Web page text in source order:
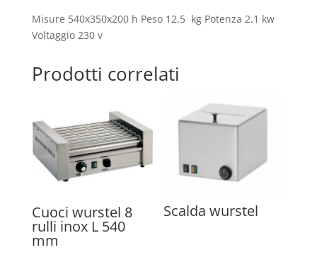
Misure 540x350x200 h Peso 12.5 kg Potenza 2.1 kw
Voltaggio 230 v
Prodotti correlati
Cuoci wurstel 8
rulli inox L 540
mm
Scalda wurstel